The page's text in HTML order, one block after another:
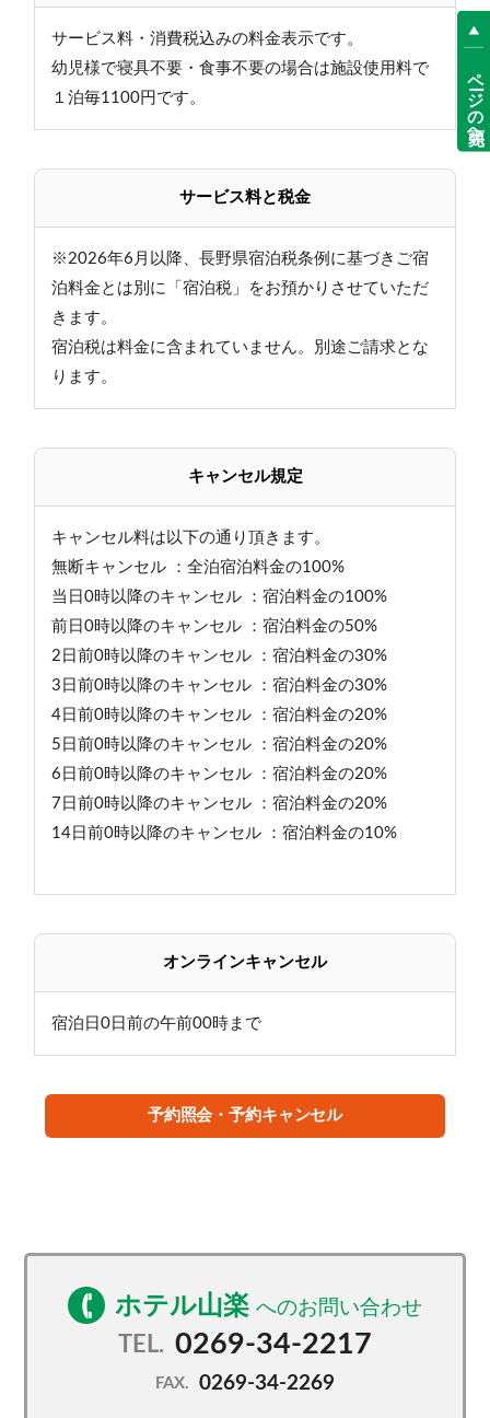
サービス料・消費税込みの料金表示です。
幼児様で寝具不要・食事不要の場合は施設使用料で
１泊毎1100円です。
サービス料と税金
※2026年6月以降、長野県宿泊税条例に基づきご宿
泊料金とは別に「宿泊税」をお預かりさせていただ
きます。
宿泊税は料金に含まれていません。別途ご請求とな
ります。
キャンセル規定
キャンセル料は以下の通り頂きます。
無断キャンセル ：全泊宿泊料金の100%
当日0時以降のキャンセル ：宿泊料金の100%
前日0時以降のキャンセル ：宿泊料金の50%
2日前0時以降のキャンセル ：宿泊料金の30%
3日前0時以降のキャンセル ：宿泊料金の30%
4日前0時以降のキャンセル ：宿泊料金の20%
5日前0時以降のキャンセル ：宿泊料金の20%
6日前0時以降のキャンセル ：宿泊料金の20%
7日前0時以降のキャンセル ：宿泊料金の20%
14日前0時以降のキャンセル ：宿泊料金の10%
オンラインキャンセル
宿泊日0日前の午前00時まで
予約照会・予約キャンセル
ホテル山楽
TEL. 0269-34-2217
FAX. 0269-34-2269
ページの先頭へ